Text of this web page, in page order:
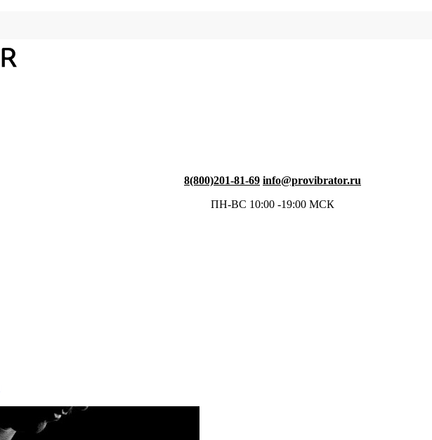
8(800)201-81-69 info@provibrator.ru
ПН-ВС 10:00 -19:00 МСК